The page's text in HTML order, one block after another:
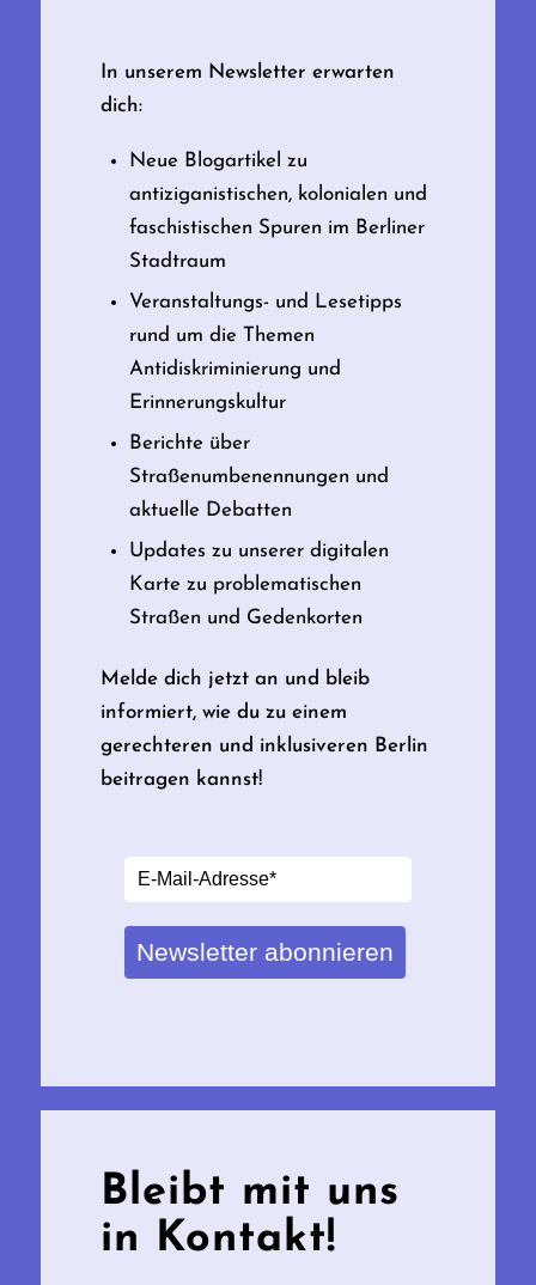
In unserem Newsletter erwarten
dich:
Neue Blogartikel zu
antiziganistischen, kolonialen und
faschistischen Spuren im Berliner
Stadtraum
Veranstaltungs- und Lesetipps
rund um die Themen
Antidiskriminierung und
Erinnerungskultur
Berichte über
Straßenumbenennungen und
aktuelle Debatten
Updates zu unserer digitalen
Karte zu problematischen
Straßen und Gedenkorten
Melde dich jetzt an und bleib
informiert, wie du zu einem
gerechteren und inklusiveren Berlin
beitragen kannst!
Newsletter abonnieren
Bleibt mit uns
in Kontakt!